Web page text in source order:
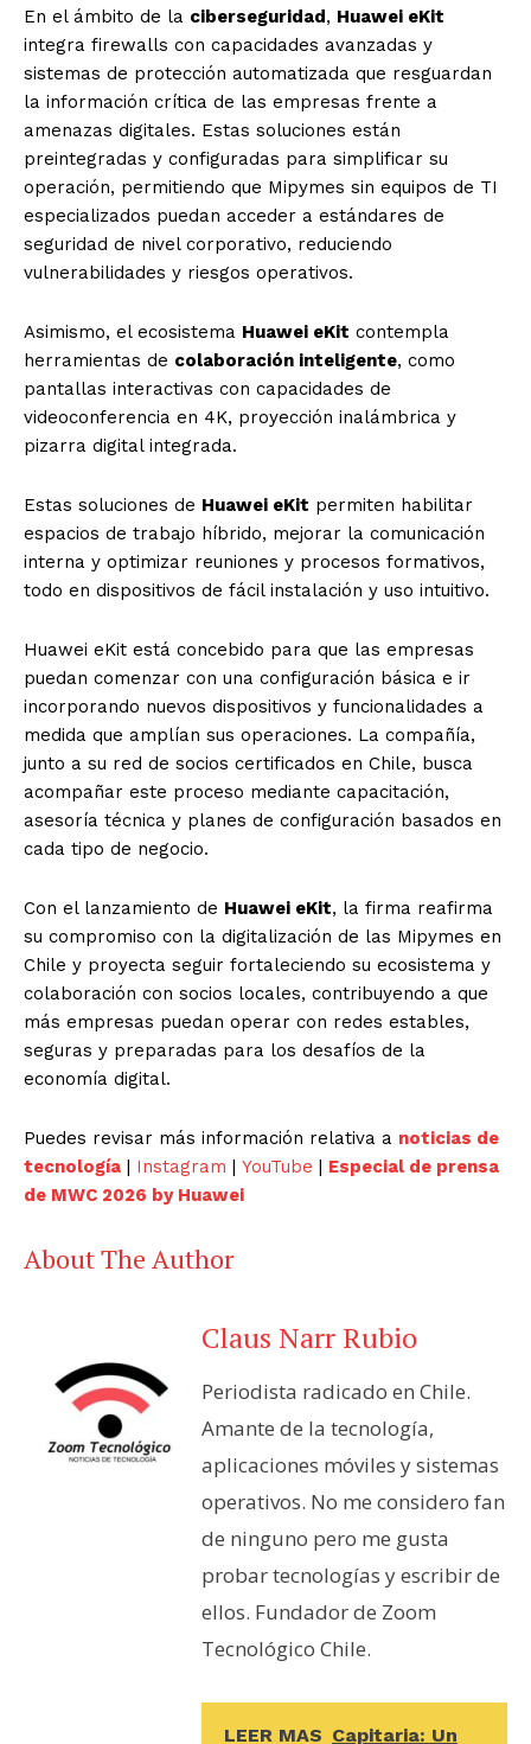
En el ámbito de la ciberseguridad, Huawei eKit
integra firewalls con capacidades avanzadas y
sistemas de protección automatizada que resguardan
la información crítica de las empresas frente a
amenazas digitales. Estas soluciones están
preintegradas y configuradas para simplificar su
operación, permitiendo que Mipymes sin equipos de TI
especializados puedan acceder a estándares de
seguridad de nivel corporativo, reduciendo
vulnerabilidades y riesgos operativos.
Asimismo, el ecosistema Huawei eKit contempla
herramientas de colaboración inteligente, como
pantallas interactivas con capacidades de
videoconferencia en 4K, proyección inalámbrica y
pizarra digital integrada.
Estas soluciones de Huawei eKit permiten habilitar
espacios de trabajo híbrido, mejorar la comunicación
interna y optimizar reuniones y procesos formativos,
todo en dispositivos de fácil instalación y uso intuitivo.
Huawei eKit está concebido para que las empresas
puedan comenzar con una configuración básica e ir
incorporando nuevos dispositivos y funcionalidades a
medida que amplían sus operaciones. La compañía,
junto a su red de socios certificados en Chile, busca
acompañar este proceso mediante capacitación,
asesoría técnica y planes de configuración basados en
cada tipo de negocio.
Con el lanzamiento de Huawei eKit, la firma reafirma
su compromiso con la digitalización de las Mipymes en
Chile y proyecta seguir fortaleciendo su ecosistema y
colaboración con socios locales, contribuyendo a que
más empresas puedan operar con redes estables,
seguras y preparadas para los desafíos de la
economía digital.
Puedes revisar más información relativa a noticias de
tecnología | Instagram | YouTube | Especial de prensa
de MWC 2026 by Huawei
About The Author
Claus Narr Rubio
Periodista radicado en Chile.
Amante de la tecnología,
aplicaciones móviles y sistemas
operativos. No me considero fan
de ninguno pero me gusta
probar tecnologías y escribir de
ellos. Fundador de Zoom
Tecnológico Chile.
LEER MAS Capitaria: Un